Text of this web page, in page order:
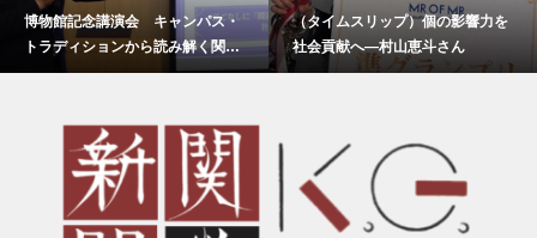
博物館記念講演会 キャンパス・
トラディションから読み解く関西
学院
（タイムスリップ）個の影響力を
社会貢献へ―村山恵斗さん